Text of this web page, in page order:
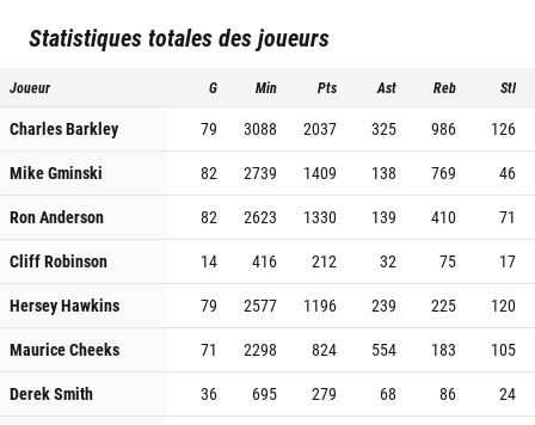
Statistiques totales des joueurs
Joueur G Min Pts Ast Reb Stl
Charles Barkley 79 3088 2037 325 986
126
Mike Gminski
82 2739 1409 138 769
46
Ron Anderson
82 2623 1330 139 410
71
Cliff Robinson
14 416 212 32 75
17
Hersey Hawkins
79 2577 1196 239 225
120
Maurice Cheeks
71 2298 824 554 183
105
Derek Smith
36 695 279 68 86
24